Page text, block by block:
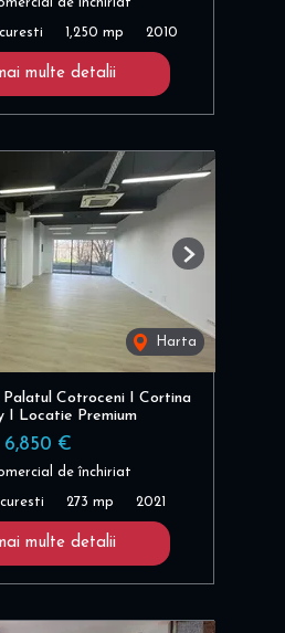
de închiriat
1,250 mp 2010
multe detalii
Harta
Next
Palatul Cotroceni I Cortina
I Locatie Premium
6,850 €
de închiriat
273 mp 2021
multe detalii